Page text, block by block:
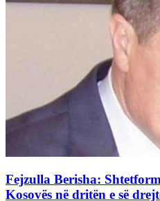
Fejzulla Berisha:
Kosovës në dritën e së